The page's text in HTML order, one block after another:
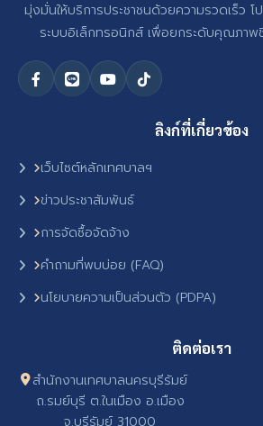
มุ่งมั่นให้บริการประชาชนด้วยความรวดเร็ว
ระบบอิเล็กทรอนิกส์ เพื่อยกระดับคุณภาพ
ลิงก์ที่เกี่ยวข้อง
เว็บไซต์หลักเทศบาลฯ
ข่าวประชาสัมพันธ์
การจัดซื้อจัดจ้าง
คำถามที่พบบ่อย (FAQ)
นโยบายความเป็นส่วนตัว (PDPA)
ติดต่อเรา
สำนักงานเทศบาลนครบุรีรัมย์
ถ.รมย์บุรี ต.ในเมือง อ.เมือง
จ.บุรีรัมย์ 31000